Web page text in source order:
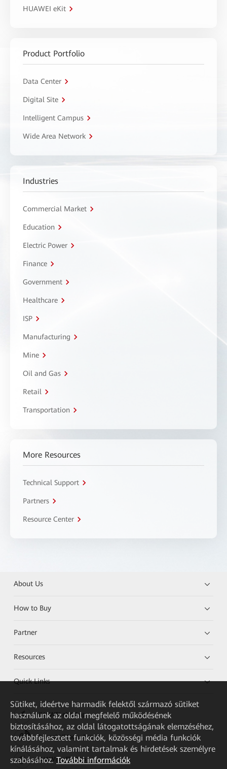
HUAWEI eKit
Product Portfolio
Data Center
Digital Site
Intelligent Campus
Wide Area Network
Industries
Commercial Market
Education
Electric Power
Finance
Government
Healthcare
ISP
Manufacturing
Mine
Oil and Gas
Retail
Transportation
More Resources
Technical Support
Partners
Resource Center
About Us
How to Buy
Partner
Resources
Quick Links
HUAWEI eKit App
Huawei HiKnow App
HUAWEI eFly App
Sütiket, ideértve harmadik felektől származó sütiket
használunk az oldal megfelelő működésének
biztosításához, az oldal látogatottságának elemzéséhez,
továbbfejlesztett funkciók, közösségi média funkciók
kínálásához, valamint tartalmak és hirdetések személyre
szabásához. További információk